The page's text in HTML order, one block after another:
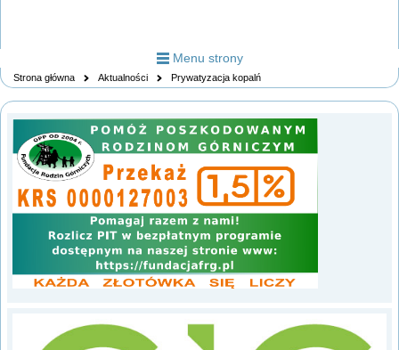
Menu strony
Strona główna Aktualności Prywatyzacja kopalń